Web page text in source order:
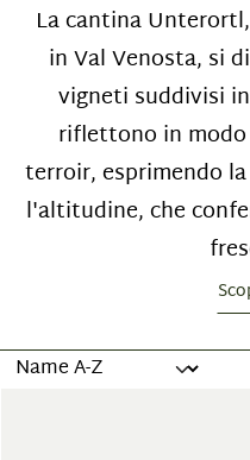
La cantina
in Val Venosta, si
vigneti suddivisi
riflettono in
terroir, esprimendo
l'altitudine, che